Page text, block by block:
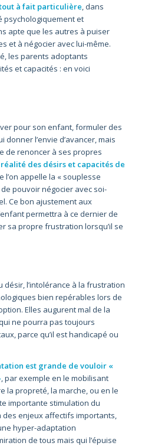
à fait particulière, dans
psychologiquement et
apte que les autres à puiser
et à négocier avec lui-même.
les parents adoptants
et capacités : en voici
pour son enfant, formuler des
l’envie d’avancer, mais
de renoncer à ses propres
réalité des désirs et capacités de
l’on appelle la « souplesse
pouvoir négocier avec soi-
Ce bon ajustement aux
permettra à ce dernier de
sa propre frustration lorsqu’il se
désir, l’intolérance à la frustration
bien repérables lors de
Elles augurent mal de la
ne pourra pas toujours
parce qu’il est handicapé ou
est grande de vouloir «
, par exemple en le mobilisant
la propreté, la marche, ou en le
importante stimulation du
enjeux affectifs importants,
hyper-adaptation
de tous mais qui l’épuise